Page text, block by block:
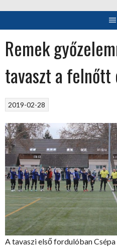
Remek
tavaszt a felnőtt
2019-02-28
A tavaszi első fordulóban